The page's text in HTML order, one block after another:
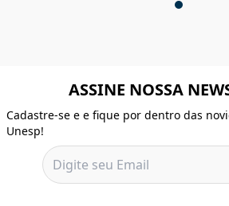
ASSINE NOSSA
Cadastre-se e e fique por dentro das
Unesp!